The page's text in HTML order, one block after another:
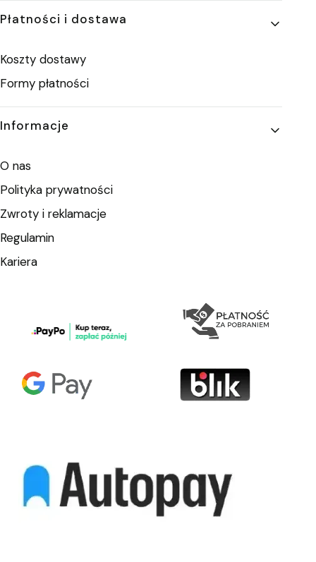
Płatności i dostawa
Koszty dostawy
Formy płatności
Informacje
O nas
Polityka prywatności
Zwroty i reklamacje
Regulamin
Kariera